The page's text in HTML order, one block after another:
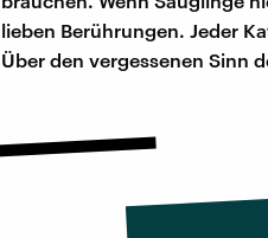
lieben Berührungen. Jeder
Über den vergessenen Sinn